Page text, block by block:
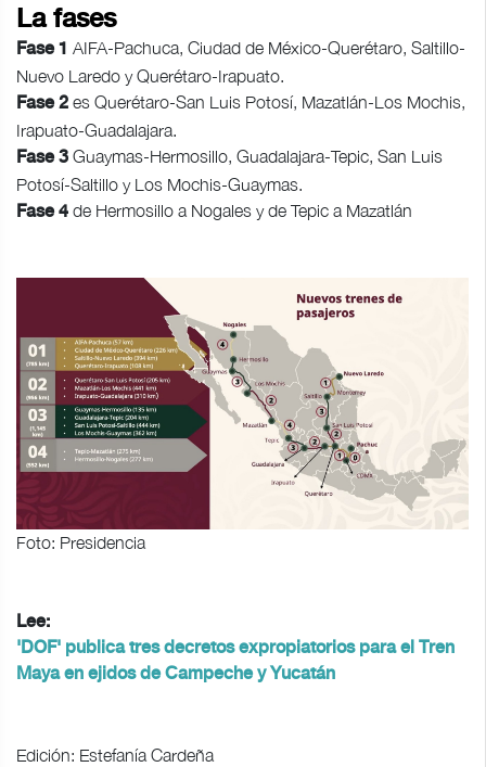
La fases
Fase 1 AIFA-Pachuca, Ciudad de México-Querétaro, Saltillo-
Nuevo Laredo y Querétaro-Irapuato.
Fase 2 es Querétaro-San Luis Potosí, Mazatlán-Los Mochis,
Irapuato-Guadalajara.
Fase 3 Guaymas-Hermosillo, Guadalajara-Tepic, San Luis
Potosí-Saltillo y Los Mochis-Guaymas.
Fase 4 de Hermosillo a Nogales y de Tepic a Mazatlán
Foto: Presidencia
Lee:
'DOF' publica tres decretos expropiatorios para el Tren
Maya en ejidos de Campeche y Yucatán
Edición: Estefanía Cardeña